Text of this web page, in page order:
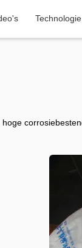
Technologie